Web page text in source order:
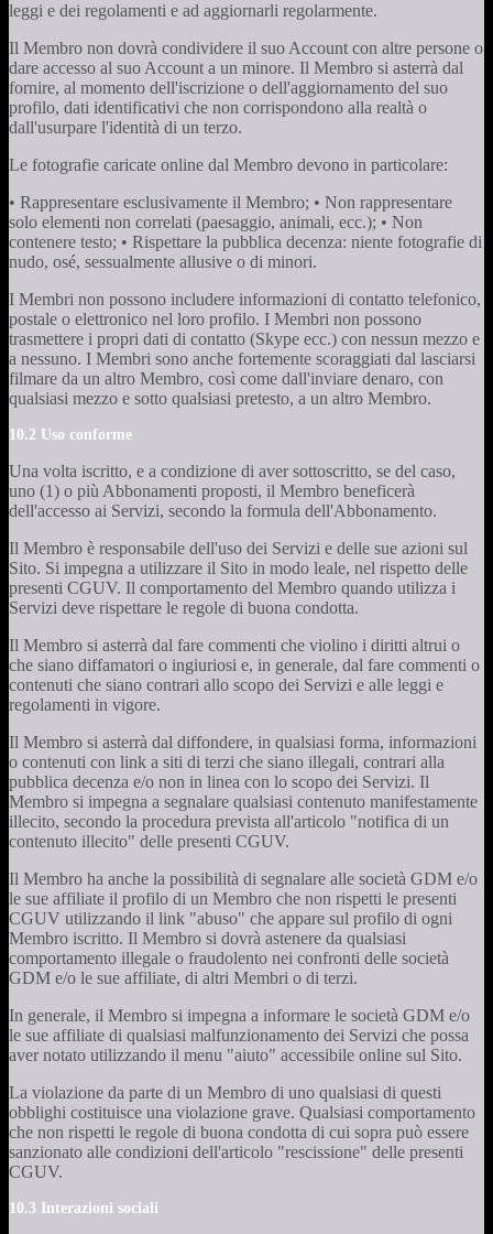
leggi e dei regolamenti e ad aggiornarli regolarmente.
Il Membro non dovrà condividere il suo Account con altre persone o
dare accesso al suo Account a un minore. Il Membro si asterrà dal
fornire, al momento dell'iscrizione o dell'aggiornamento del suo
profilo, dati identificativi che non corrispondono alla realtà o
dall'usurpare l'identità di un terzo.
Le fotografie caricate online dal Membro devono in particolare:
• Rappresentare esclusivamente il Membro; • Non rappresentare
solo elementi non correlati (paesaggio, animali, ecc.); • Non
contenere testo; • Rispettare la pubblica decenza: niente fotografie di
nudo, osé, sessualmente allusive o di minori.
I Membri non possono includere informazioni di contatto telefonico,
postale o elettronico nel loro profilo. I Membri non possono
trasmettere i propri dati di contatto (Skype ecc.) con nessun mezzo e
a nessuno. I Membri sono anche fortemente scoraggiati dal lasciarsi
filmare da un altro Membro, così come dall'inviare denaro, con
qualsiasi mezzo e sotto qualsiasi pretesto, a un altro Membro.
10.2 Uso conforme
Una volta iscritto, e a condizione di aver sottoscritto, se del caso,
uno (1) o più Abbonamenti proposti, il Membro beneficerà
dell'accesso ai Servizi, secondo la formula dell'Abbonamento.
Il Membro è responsabile dell'uso dei Servizi e delle sue azioni sul
Sito. Si impegna a utilizzare il Sito in modo leale, nel rispetto delle
presenti CGUV. Il comportamento del Membro quando utilizza i
Servizi deve rispettare le regole di buona condotta.
Il Membro si asterrà dal fare commenti che violino i diritti altrui o
che siano diffamatori o ingiuriosi e, in generale, dal fare commenti o
contenuti che siano contrari allo scopo dei Servizi e alle leggi e
regolamenti in vigore.
Il Membro si asterrà dal diffondere, in qualsiasi forma, informazioni
o contenuti con link a siti di terzi che siano illegali, contrari alla
pubblica decenza e/o non in linea con lo scopo dei Servizi. Il
Membro si impegna a segnalare qualsiasi contenuto manifestamente
illecito, secondo la procedura prevista all'articolo "notifica di un
contenuto illecito" delle presenti CGUV.
Il Membro ha anche la possibilità di segnalare alle società GDM e/o
le sue affiliate il profilo di un Membro che non rispetti le presenti
CGUV utilizzando il link "abuso" che appare sul profilo di ogni
Membro iscritto. Il Membro si dovrà astenere da qualsiasi
comportamento illegale o fraudolento nei confronti delle società
GDM e/o le sue affiliate, di altri Membri o di terzi.
In generale, il Membro si impegna a informare le società GDM e/o
le sue affiliate di qualsiasi malfunzionamento dei Servizi che possa
aver notato utilizzando il menu "aiuto" accessibile online sul Sito.
La violazione da parte di un Membro di uno qualsiasi di questi
obblighi costituisce una violazione grave. Qualsiasi comportamento
che non rispetti le regole di buona condotta di cui sopra può essere
sanzionato alle condizioni dell'articolo "rescissione" delle presenti
CGUV.
10.3 Interazioni sociali